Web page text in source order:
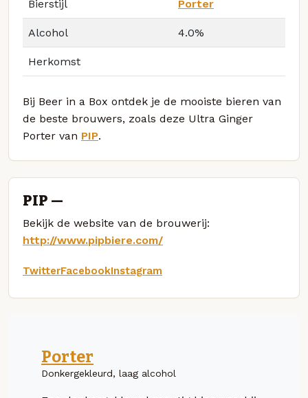
Bierstijl Porter
Alcohol 4.0%
Herkomst
Bij Beer in a Box ontdek je de mooiste bieren van
de beste brouwers, zoals deze Ultra Ginger
Porter van PIP.
PIP —
Bekijk de website van de brouwerij:
http://www.pipbiere.com/
TwitterFacebookInstagram
Porter
Donkergekleurd, laag alcohol